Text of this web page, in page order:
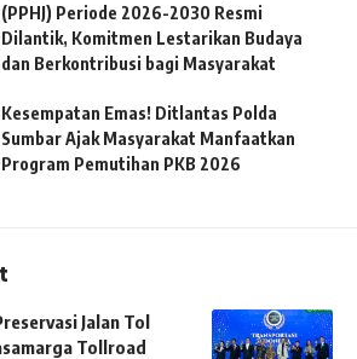
(PPHJ) Periode 2026-2030 Resmi
Dilantik, Komitmen Lestarikan Budaya
dan Berkontribusi bagi Masyarakat
Kesempatan Emas! Ditlantas Polda
Sumbar Ajak Masyarakat Manfaatkan
Program Pemutihan PKB 2026
Jalan Tol
Tollroad